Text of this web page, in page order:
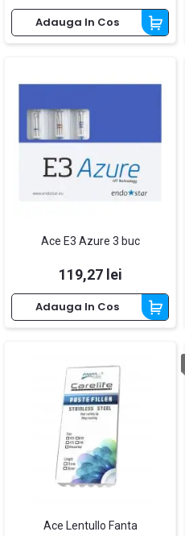
Adauga In Cos
Ace E3 Azure 3 buc
Pret
119,27 lei
Adauga In Cos
Ace Lentullo Fanta